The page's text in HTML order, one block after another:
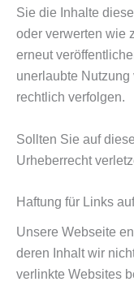
Sie die Inhalte
oder verwerten wie
erneut
unerlaubte Nutzung
rechtlich verfolgen.
Sollten Sie auf
Urheberrecht
Haftung für Links
Unsere Webseite
deren Inhalt wir
verlinkte Websites